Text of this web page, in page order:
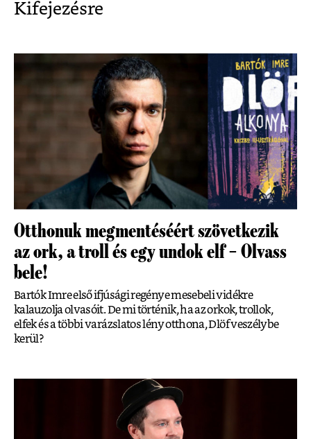
Kifejezésre
Otthonuk megmentéséért szövetkezik
az ork, a troll és egy undok elf – Olvass
bele!
Bartók Imre első ifjúsági regénye mesebeli vidékre
kalauzolja olvasóit. De mi történik, ha az orkok, trollok,
elfek és a többi varázslatos lény otthona, Dlöf veszélybe
kerül?